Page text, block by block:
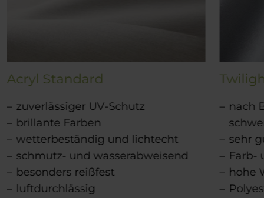
Acryl Standard
zuverlässiger UV-Schutz
brillante Farben
wetterbeständig und lichtecht
schmutz- und wasserabweisend
besonders reißfest
luftdurchlässig
nach
sehr
Farb-
hohe